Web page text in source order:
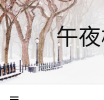
午